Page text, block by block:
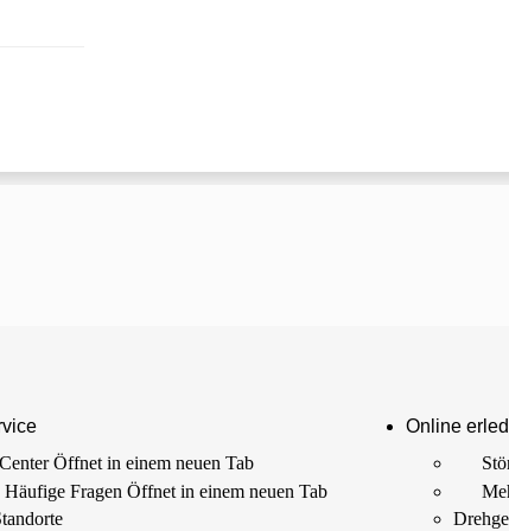
Öffnet in einem neuen Tab
Fragen Öffnet in einem neuen Tab
Online